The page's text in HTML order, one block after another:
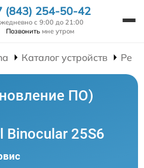
(843) 254-50-42
с 9:00 до 21:00
Позвонить мне утром
Каталог устройств
ПО)
Binocular 25S6